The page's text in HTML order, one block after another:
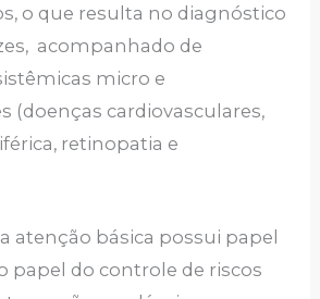
o que resulta no diagnóstico
acompanhado de
micro e
(doenças cardiovasculares,
retinopatia e
atenção básica possui papel
papel do controle de riscos